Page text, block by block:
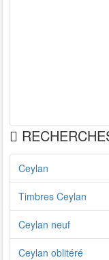
Ceylan
Timbres Ceylan
Ceylan neuf
Ceylan oblitéré